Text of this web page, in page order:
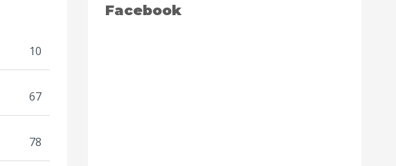
10
67
78
Facebook